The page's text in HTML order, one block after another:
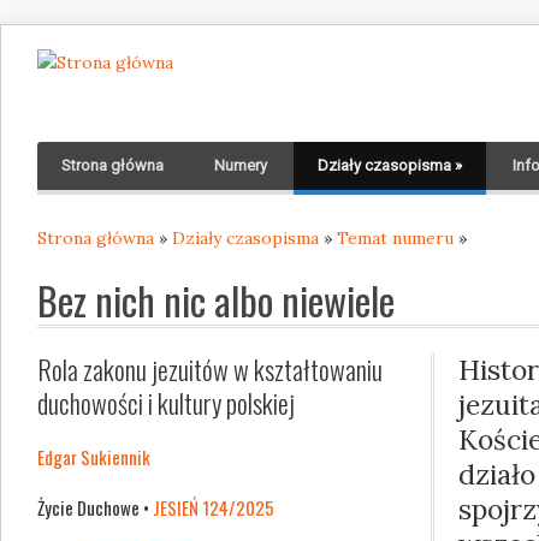
Strona główna Numery Działy czasopisma »
Jesteś tutaj
Strona główna » Działy czasopisma » Temat numeru »
Bez nich nic albo niewiele
Rola zakonu jezuitów w kształtowaniu
duchowości i kultury polskiej
Edgar Sukiennik
Życie Duchowe • JESIEŃ 124/2025